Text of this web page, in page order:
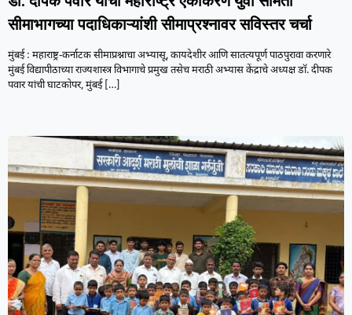
सीमाभागच्या पदाधिकाऱ्यांशी सीमाप्रश्नावर सविस्तर चर्चा
मुंबई : महाराष्ट्र-कर्नाटक सीमाप्रश्नाचा अभ्यासू, कायदेशीर आणि सातत्यपूर्ण पाठपुरावा करणारे
मुंबई विद्यापीठाच्या राज्यशास्त्र विभागाचे प्रमुख तसेच मराठी अभ्यास केंद्राचे अध्यक्ष डॉ. दीपक
पवार यांची घाटकोपर, मुंबई[…]